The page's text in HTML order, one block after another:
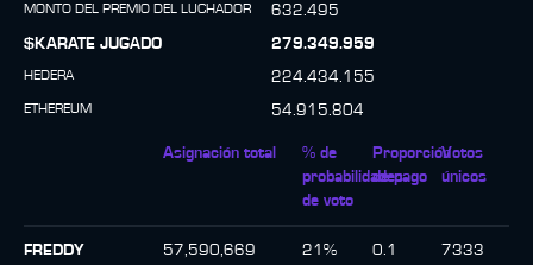
MONTO DEL PREMIO DEL LUCHADOR
632.495
$KARATE JUGADO
279.349.959
HEDERA 224.434.155
ETHEREUM 54.915.804
Asignación total
% de
probabilidades
de voto
Proporción
de pago
Votos
únicos
FREDDY
57,590,669 21% 0.1 7333